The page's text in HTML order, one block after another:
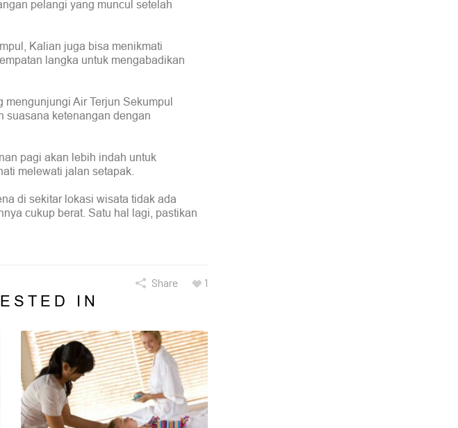
pelangi yang muncul setelah
Kalian juga bisa menikmati
langka untuk mengabadikan
Air Terjun Sekumpul
suasana ketenangan dengan
pagi akan lebih indah untuk
melewati jalan setapak.
di sekitar lokasi wisata tidak ada
cukup berat. Satu hal lagi, pastikan
Share 1
IN